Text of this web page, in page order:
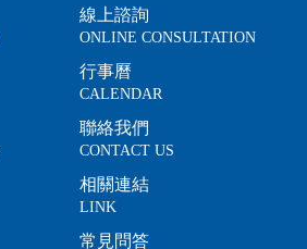
線上諮詢
ONLINE CONSULTATION
行事曆
CALENDAR
聯絡我們
CONTACT US
相關連結
LINK
常見問答